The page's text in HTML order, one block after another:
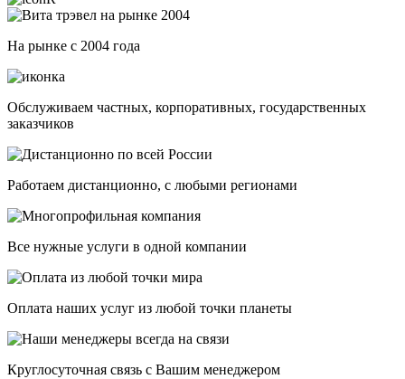
На рынке с 2004 года
Обслуживаем частных, корпоративных, государственных
заказчиков
Работаем дистанционно, с любыми регионами
Все нужные услуги в одной компании
Оплата наших услуг из любой точки планеты
Круглосуточная связь с Вашим менеджером